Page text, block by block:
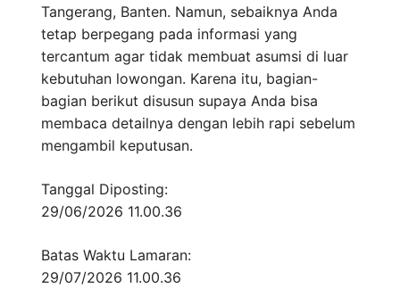
Tangerang, Banten. Namun, sebaiknya Anda
tetap berpegang pada informasi yang
tercantum agar tidak membuat asumsi di luar
kebutuhan lowongan. Karena itu, bagian-
bagian berikut disusun supaya Anda bisa
membaca detailnya dengan lebih rapi sebelum
mengambil keputusan.
Tanggal Diposting:
29/06/2026 11.00.36
Batas Waktu Lamaran:
29/07/2026 11.00.36